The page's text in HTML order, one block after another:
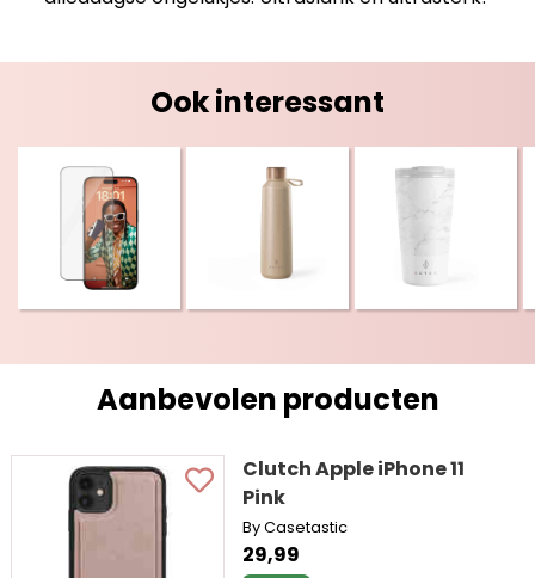
Ook interessant
Aanbevolen producten
Clutch Apple iPhone 11
Pink
By Casetastic
29,99